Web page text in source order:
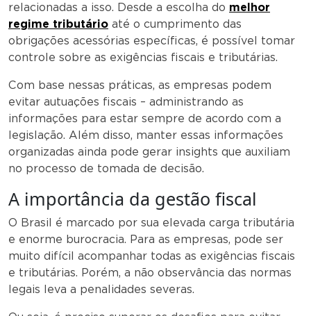
relacionadas a isso. Desde a escolha do melhor
regime tributário até o cumprimento das
obrigações acessórias específicas, é possível tomar
controle sobre as exigências fiscais e tributárias.
Com base nessas práticas, as empresas podem
evitar autuações fiscais – administrando as
informações para estar sempre de acordo com a
legislação. Além disso, manter essas informações
organizadas ainda pode gerar insights que auxiliam
no processo de tomada de decisão.
A importância da gestão fiscal
O Brasil é marcado por sua elevada carga tributária
e enorme burocracia. Para as empresas, pode ser
muito difícil acompanhar todas as exigências fiscais
e tributárias. Porém, a não observância das normas
legais leva a penalidades severas.